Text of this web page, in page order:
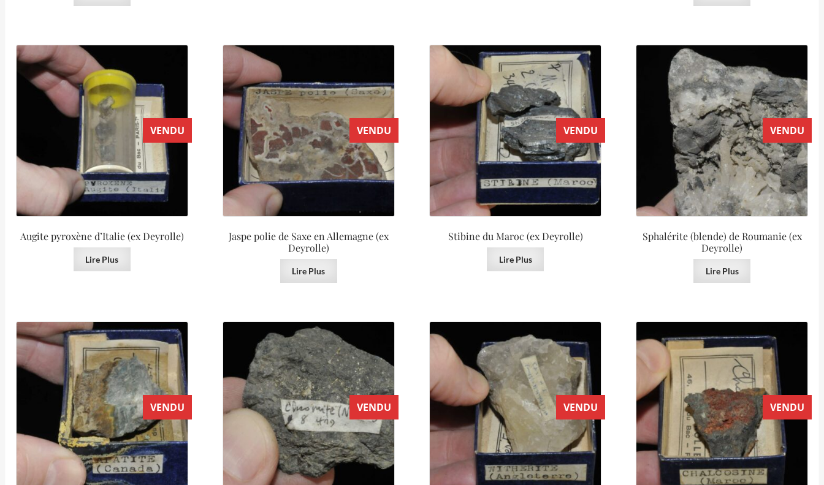
VENDU
Augite pyroxène d’Italie (ex Deyrolle)
Lire Plus
VENDU
Jaspe polie de Saxe en Allemagne (ex
Deyrolle)
Lire Plus
VENDU
Stibine du Maroc (ex Deyrolle)
Lire Plus
VENDU
Sphalérite (blende) de Roumanie (ex
Deyrolle)
Lire Plus
VENDU VENDU VENDU VENDU